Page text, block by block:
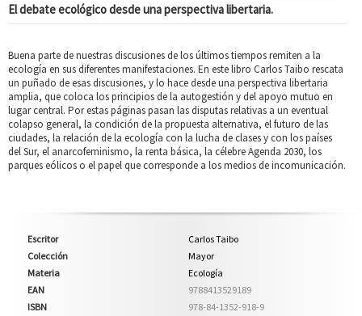
El debate ecológico desde una perspectiva libertaria.
Buena parte de nuestras discusiones de los últimos tiempos remiten a la
ecología en sus diferentes manifestaciones. En este libro Carlos Taibo rescata
un puñado de esas discusiones, y lo hace desde una perspectiva libertaria
amplia, que coloca los principios de la autogestión y del apoyo mutuo en
lugar central. Por estas páginas pasan las disputas relativas a un eventual
colapso general, la condición de la propuesta alternativa, el futuro de las
ciudades, la relación de la ecología con la lucha de clases y con los países
del Sur, el anarcofeminismo, la renta básica, la célebre Agenda 2030, los
parques eólicos o el papel que corresponde a los medios de incomunicación.
Escritor
Carlos Taibo
Colección
Mayor
Materia
Ecología
EAN
9788413529189
ISBN
978-84-1352-918-9